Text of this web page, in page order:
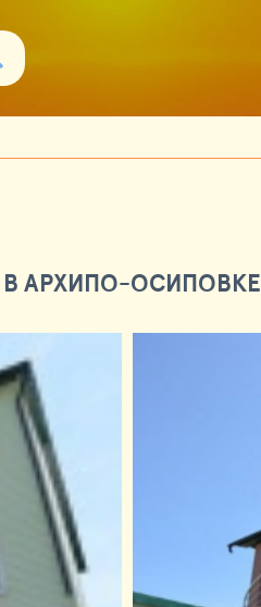
АРХИПО-ОСИПОВКЕ